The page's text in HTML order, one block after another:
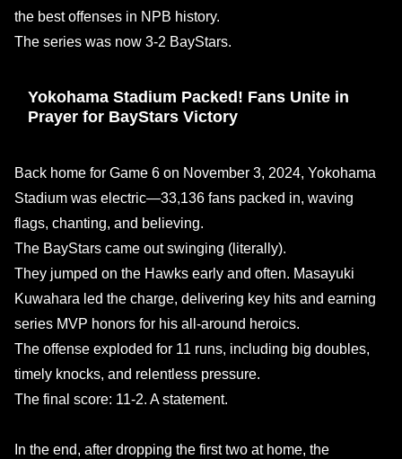
the best offenses in NPB history.
The series was now 3-2 BayStars.
Yokohama Stadium Packed! Fans Unite in
Prayer for BayStars Victory
Back home for Game 6 on November 3, 2024, Yokohama
Stadium was electric—33,136 fans packed in, waving
flags, chanting, and believing.
The BayStars came out swinging (literally).
They jumped on the Hawks early and often. Masayuki
Kuwahara led the charge, delivering key hits and earning
series MVP honors for his all-around heroics.
The offense exploded for 11 runs, including big doubles,
timely knocks, and relentless pressure.
The final score: 11-2. A statement.
In the end, after dropping the first two at home, the